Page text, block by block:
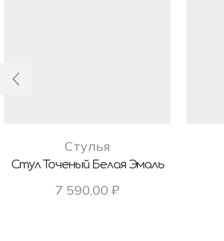
Стулья
Стул Точеный Белая Эмаль
7 590,00 ₽